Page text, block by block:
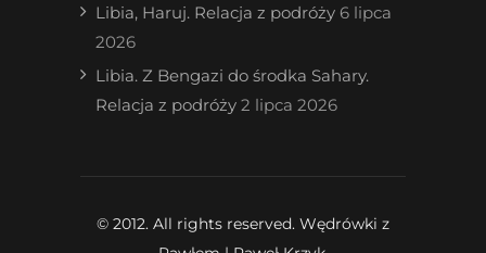
Libia, Haruj. Relacja z podróży 6 lipca
2026
Libia. Z Bengazi do środka Sahary.
Relacja z podróży 2 lipca 2026
© 2012. All rights reserved. Wędrówki z